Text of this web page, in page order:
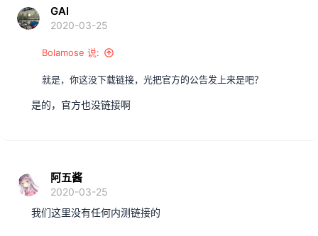
GAI
2020-03-25
Bolamose 说:
就是，你这没下载链接，光把官方的公告发上来是吧？
是的，官方也没链接啊
阿五酱
2020-03-25
我们这里没有任何内测链接的